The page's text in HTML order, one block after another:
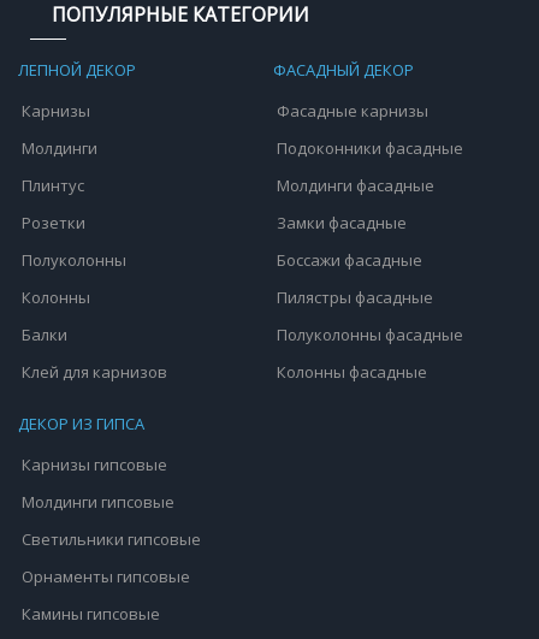
ПОПУЛЯРНЫЕ КАТЕГОРИИ
ЛЕПНОЙ ДЕКОР
Карнизы
Молдинги
Плинтус
Розетки
Полуколонны
Колонны
Балки
Клей для карнизов
ФАСАДНЫЙ ДЕКОР
Фасадные карнизы
Подоконники фасадные
Молдинги фасадные
Замки фасадные
Боссажи фасадные
Пилястры фасадные
Полуколонны фасадные
Колонны фасадные
ДЕКОР ИЗ ГИПСА
Карнизы гипсовые
Молдинги гипсовые
Светильники гипсовые
Орнаменты гипсовые
Камины гипсовые